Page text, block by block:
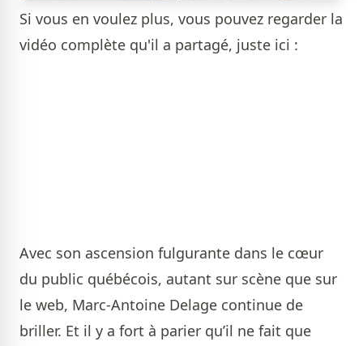
Si vous en voulez plus, vous pouvez regarder la
vidéo complète qu'il a partagé, juste ici :
Avec son ascension fulgurante dans le cœur
du public québécois, autant sur scène que sur
le web, Marc-Antoine Delage continue de
briller. Et il y a fort à parier qu’il ne fait que